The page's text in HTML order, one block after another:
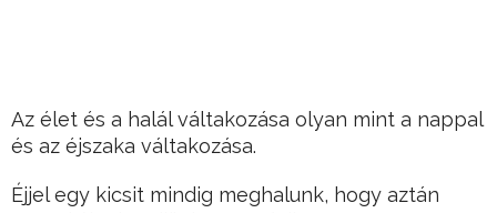
Az élet és a halál váltakozása olyan mint a nappal
és az éjszaka váltakozása.
Éjjel egy kicsit mindig meghalunk, hogy aztán